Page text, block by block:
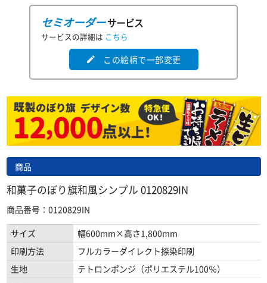
セミオーダーサービス
サービスの詳細は こちら
edit この絵柄で一部変更
商品
和菓子のぼり旗和風シンプル 0120829IN
商品番号：0120829IN
サイズ
幅600mm×高さ1,800mm
印刷方法
フルカラーダイレクト捺染印刷
生地
テトロンポンジ（ポリエステル100％）